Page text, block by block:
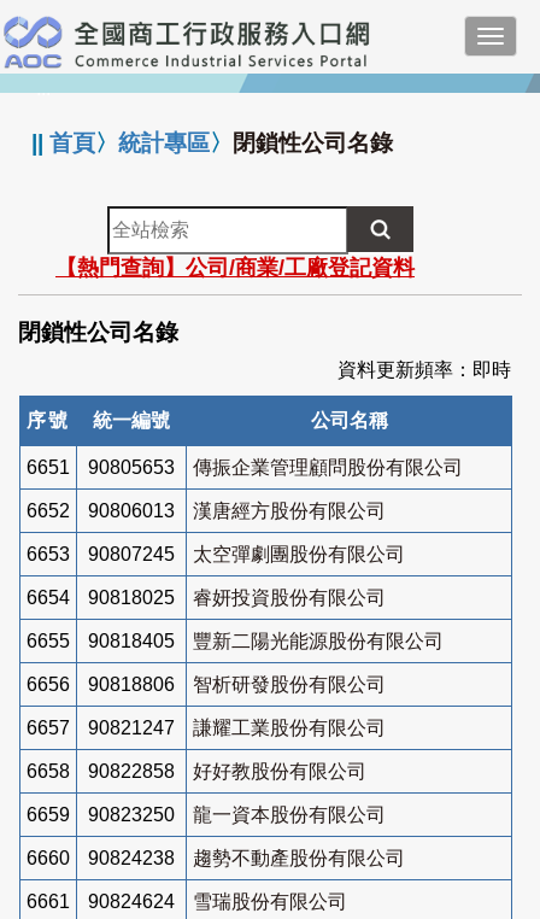
跳
到
主
要
:::
||首頁〉統計專區〉 閉鎖性公司名錄
全
站
檢
索
【熱門查詢】公司/商業/工廠登記資料
閉鎖性公司名錄
資料更新頻率：即時
序號 統一編號 公司名稱
6651 90805653 傳振企業管理顧問股份有限公司
6652 90806013 漢唐經方股份有限公司
6653 90807245 太空彈劇團股份有限公司
6654 90818025 睿妍投資股份有限公司
6655 90818405 豐新二陽光能源股份有限公司
6656 90818806 智析研發股份有限公司
6657 90821247 謙耀工業股份有限公司
6658 90822858 好好教股份有限公司
6659 90823250 龍一資本股份有限公司
6660 90824238 趨勢不動產股份有限公司
6661 90824624 雪瑞股份有限公司